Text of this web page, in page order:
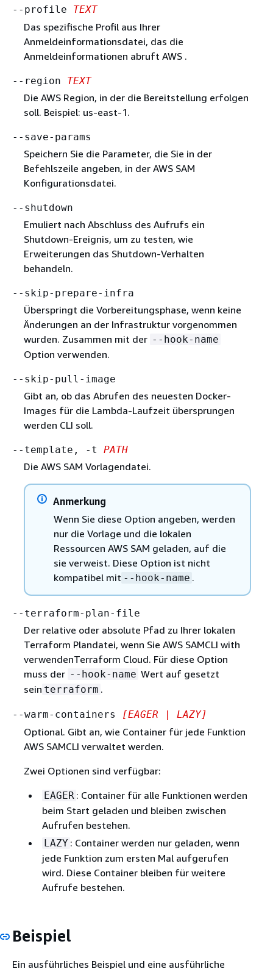
--profile TEXT
Das spezifische Profil aus Ihrer
Anmeldeinformationsdatei, das die
Anmeldeinformationen abruft AWS .
--region TEXT
Die AWS Region, in der die Bereitstellung erfolgen
soll. Beispiel: us-east-1.
--save-params
Speichern Sie die Parameter, die Sie in der
Befehlszeile angeben, in der AWS SAM
Konfigurationsdatei.
--shutdown
Emuliert nach Abschluss des Aufrufs ein
Shutdown-Ereignis, um zu testen, wie
Erweiterungen das Shutdown-Verhalten
behandeln.
--skip-prepare-infra
Überspringt die Vorbereitungsphase, wenn keine
Änderungen an der Infrastruktur vorgenommen
wurden. Zusammen mit der --hook-name
Option verwenden.
--skip-pull-image
Gibt an, ob das Abrufen des neuesten Docker-
Images für die Lambda-Laufzeit übersprungen
werden CLI soll.
--template, -t PATH
Die AWS SAM Vorlagendatei.
Anmerkung
Wenn Sie diese Option angeben, werden
nur die Vorlage und die lokalen
Ressourcen AWS SAM geladen, auf die
sie verweist. Diese Option ist nicht
kompatibel mit --hook-name .
--terraform-plan-file
Der relative oder absolute Pfad zu Ihrer lokalen
Terraform Plandatei, wenn Sie AWS SAMCLI with
verwendenTerraform Cloud. Für diese Option
muss der --hook-name Wert auf gesetzt
sein terraform .
--warm-containers [EAGER | LAZY]
Optional. Gibt an, wie Container für jede Funktion
AWS SAMCLI verwaltet werden.
Zwei Optionen sind verfügbar:
EAGER : Container für alle Funktionen werden
beim Start geladen und bleiben zwischen
Aufrufen bestehen.
LAZY : Container werden nur geladen, wenn
jede Funktion zum ersten Mal aufgerufen
wird. Diese Container bleiben für weitere
Aufrufe bestehen.
Beispiel
Ein ausführliches Beispiel und eine ausführliche